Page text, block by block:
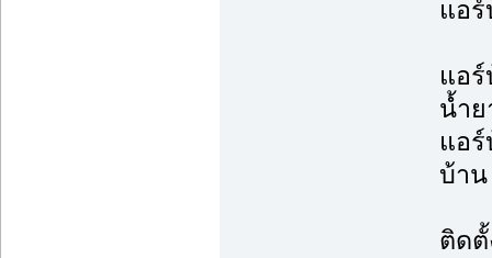
แอ
แอ
น้ำย
แอร์
บ้า
ติด